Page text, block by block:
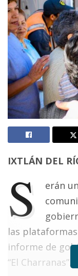
IXTLÁN DEL
S
erán
las
informe de
“El Charranas”.